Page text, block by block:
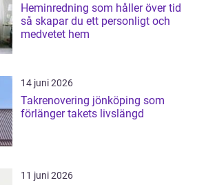
Heminredning som håller över tid
så skapar du ett personligt och
medvetet hem
14 juni 2026
Takrenovering jönköping som
förlänger takets livslängd
11 juni 2026